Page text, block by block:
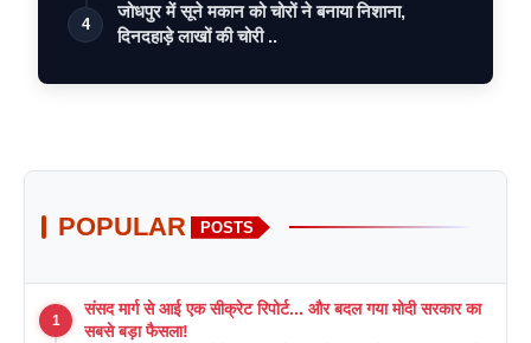
4
जोधपुर में सूने मकान को चोरों ने बनाया निशाना,
दिनदहाड़े लाखों की चोरी ..
POPULAR POSTS
1
संसद मार्ग से आई एक सीक्रेट रिपोर्ट... और बदल गया मोदी सरकार का
सबसे बड़ा फैसला!